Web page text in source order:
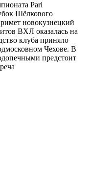
Pari
Шёлкового
новокузнецкий
ВХЛ оказалась на
клуба приняло
Чехове. В
предстоит